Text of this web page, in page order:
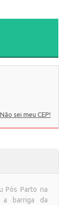
Não sei meu CEP!
Pós Parto na
a barriga da